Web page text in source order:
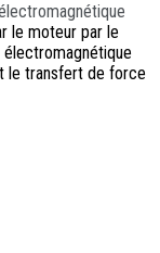
le moteur par le
électromagnétique
le transfert de force